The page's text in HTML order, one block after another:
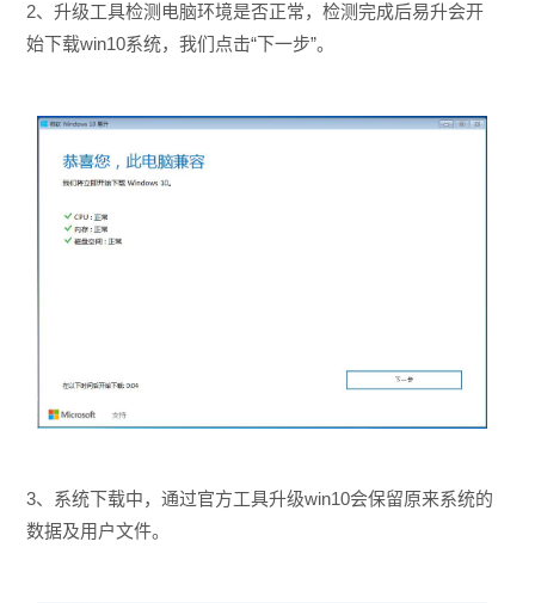
2、升级工具检测电脑环境是否正常，检测完成后易升会开
始下载win10系统，我们点击“下一步”。
3、系统下载中，通过官方工具升级win10会保留原来系统的
数据及用户文件。